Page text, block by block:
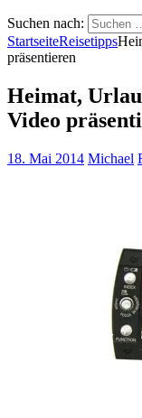
Suchen nach:
StartseiteReisetipps
präsentieren
Heimat,
Video
18. Mai 2014 Michael